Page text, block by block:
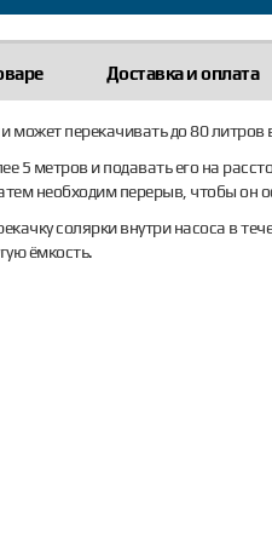
Доставка и оплата
может перекачивать до 80 литров
5 метров и подавать его на
необходим перерыв, чтобы он
солярки внутри насоса в
ёмкость.